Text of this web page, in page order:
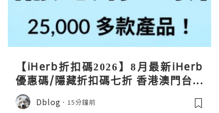
【iHerb折扣碼2026】8月最新iHerb
優惠碼/隱藏折扣碼七折 香港澳門台灣
新加坡iherb code 30％ off
Dblog 15分鐘前